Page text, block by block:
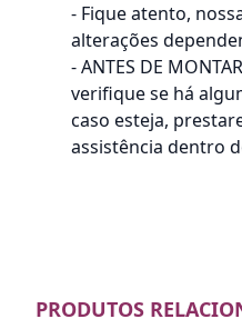
- Fique atento,
alterações
- ANTES DE
verifique se há
caso esteja,
assistência dentro
PRODUTOS